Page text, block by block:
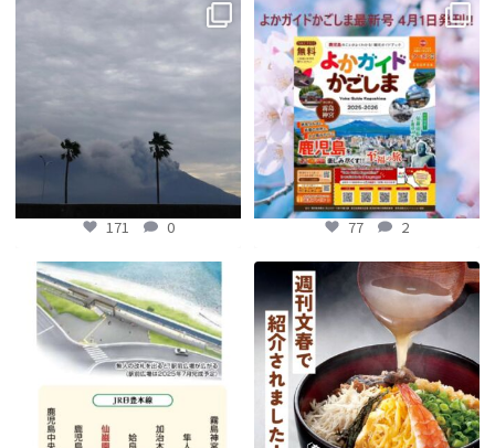
【fromよかガイド】〜鹿児島観光の
171 0
よかガイド最新号、ぜひご覧くださ
い
【fromよかガイド】
...
77 2
77 2
【鹿児島観光トピックス】〜鹿児島中
央駅から約8分!! 「仙巌園駅」誕生〜
...
202 0
【fromよかガイド】～かごかご . jpか
らのお知らせ ～
...
88 0